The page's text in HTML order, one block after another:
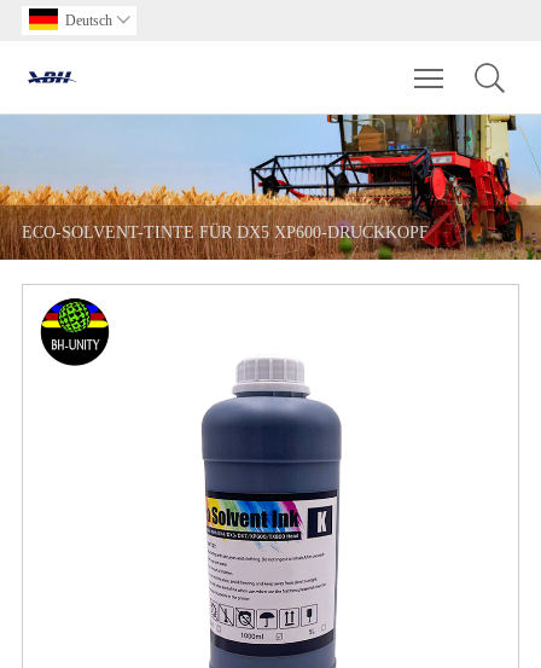
Deutsch 
Toggle
ECO-SOLVENT-TINTE FÜR DX5 XP600-DRUCKKOPF